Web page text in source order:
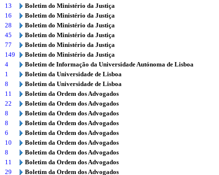
13
Boletim do Ministério da Justiça
16
Boletim do Ministério da Justiça
28
Boletim do Ministério da Justiça
45
Boletim do Ministério da Justiça
77
Boletim do Ministério da Justiça
149
Boletim do Ministério da Justiça
4
Boletim de Informação da Universidade Autónoma de Lisboa
1
Boletim da Universidade de Lisboa
8
Boletim da Universidade de Lisboa
11
Boletim da Ordem dos Advogados
22
Boletim da Ordem dos Advogados
8
Boletim da Ordem dos Advogados
8
Boletim da Ordem dos Advogados
6
Boletim da Ordem dos Advogados
10
Boletim da Ordem dos Advogados
8
Boletim da Ordem dos Advogados
11
Boletim da Ordem dos Advogados
29
Boletim da Ordem dos Advogados